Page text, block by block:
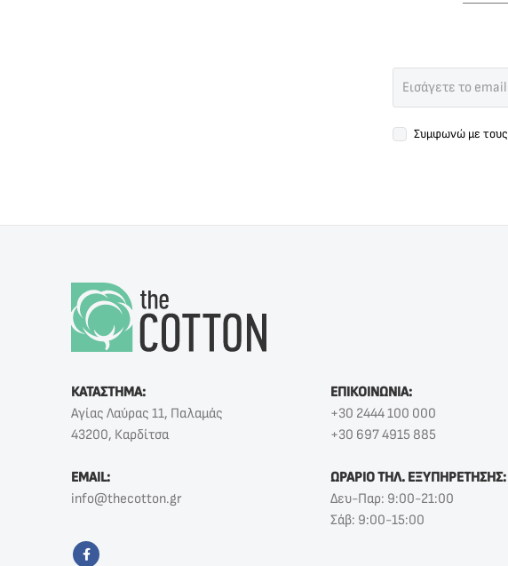
Συμφωνώ με τους
ΚΑΤΑΣΤΗΜΑ:
Αγίας Λαύρας 11, Παλαμάς
43200, Καρδίτσα
ΕΠΙΚΟΙΝΩΝΙΑ:
+30 2444 100 000
+30 697 4915 885
EMAIL:
info@thecotton.gr
ΩΡΑΡΙΟ ΤΗΛ. ΕΞΥΠΗΡΕΤΗΣΗΣ:
Δευ-Παρ: 9:00-21:00
Σάβ: 9:00-15:00